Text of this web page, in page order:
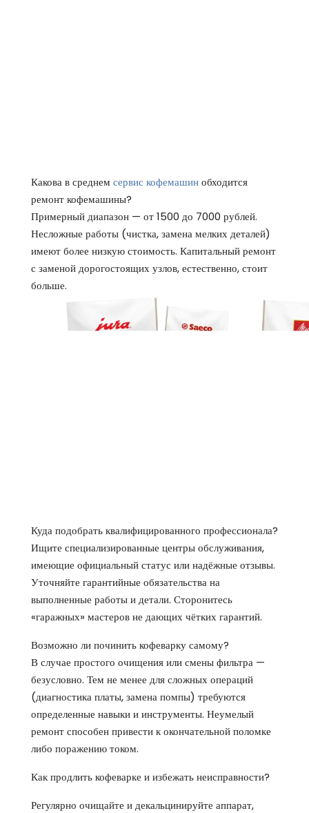
Какова в среднем сервис кофемашинобходится
ремонт кофемашины?
Примерный диапазон — от 1500 до 7000 рублей.
Несложные работы (чистка, замена мелких деталей)
имеют более низкую стоимость. Капитальный ремонт
с заменой дорогостоящих узлов, естественно, стоит
больше.
Куда подобрать квалифицированного профессионала?
Ищите специализированные центры обслуживания,
имеющие официальный статус или надёжные отзывы.
Уточняйте гарантийные обязательства на
выполненные работы и детали. Сторонитесь
«гаражных» мастеров не дающих чётких гарантий.
Возможно ли починить кофеварку самому?
В случае простого очищения или смены фильтра —
безусловно. Тем не менее для сложных операций
(диагностика платы, замена помпы) требуются
определенные навыки и инструменты. Неумелый
ремонт способен привести к окончательной поломке
либо поражению током.
Как продлить кофеварке и избежать неисправности?
Регулярно очищайте и декальцинируйте аппарат,